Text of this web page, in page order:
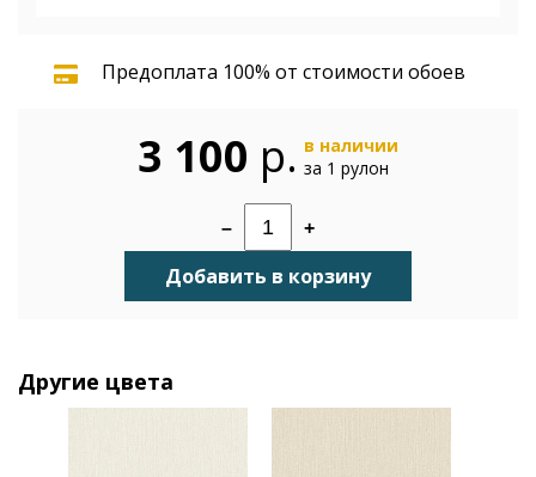
Предоплата 100% от стоимости обоев
3 100 р. в наличии
за 1 рулон
– +
Добавить в корзину
Другие цвета